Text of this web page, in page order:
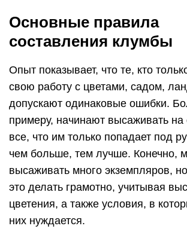
Основные правила
составления клумбы
Опыт показывает, что те, кто
свою работу с цветами, садом,
допускают одинаковые ошибки.
примеру, начинают высаживать на
все, что им только попадает под
чем больше, тем лучше. Конечно,
высаживать много экземпляров,
это делать грамотно, учитывая
цветения, а также условия, в
них нуждается.